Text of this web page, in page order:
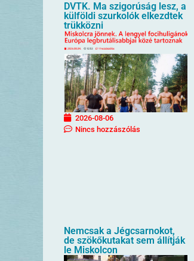
DVTK. Ma szigorúság lesz, a
külföldi szurkolók elkezdtek
trükközni
2026-08-06
Nincs hozzászólás
Nemcsak a Jégcsarnokot,
de szökőkutakat sem állítják
le Miskolcon